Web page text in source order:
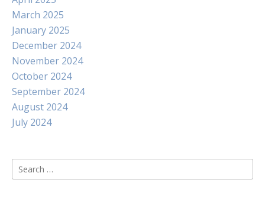
March 2025
January 2025
December 2024
November 2024
October 2024
September 2024
August 2024
July 2024
Search
for: